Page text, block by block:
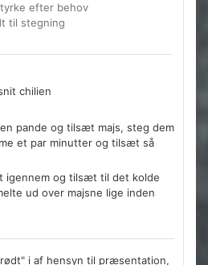
efter behov
til stegning
chilien
pande og tilsæt majs, steg dem
et par minutter og tilsæt så
igennem og tilsæt til det kolde
ud over majsne lige inden
i af hensyn til præsentation,